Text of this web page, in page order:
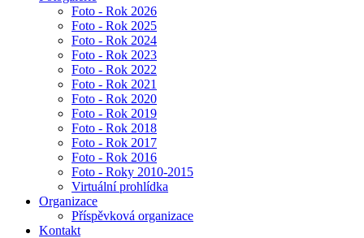
Foto - Rok 2026
Foto - Rok 2025
Foto - Rok 2024
Foto - Rok 2023
Foto - Rok 2022
Foto - Rok 2021
Foto - Rok 2020
Foto - Rok 2019
Foto - Rok 2018
Foto - Rok 2017
Foto - Rok 2016
Foto - Roky 2010-2015
Virtuální prohlídka
Organizace
Příspěvková organizace
Kontakt